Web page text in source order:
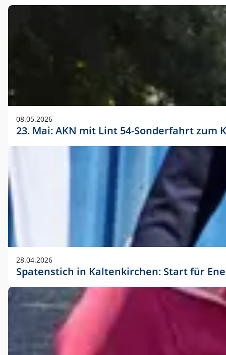
08.05.2026
23. Mai: AKN mit Lint 54-Sonderfahrt
28.04.2026
Spatenstich in Kaltenkirchen: Start für